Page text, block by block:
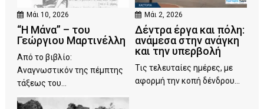
Μάι 10, 2026
“Η Μάνα” – του
Γεώργιου Μαρτινέλλη
Από το βιβλίο:
Αναγνωστικόν της πέμπτης
τάξεως του...
Μάι 2, 2026
Δέντρα έργα και πόλη:
ανάμεσα στην ανάγκη
και την υπερβολή
Τις τελευταίες ημέρες, με
αφορμή την κοπή δένδρου...